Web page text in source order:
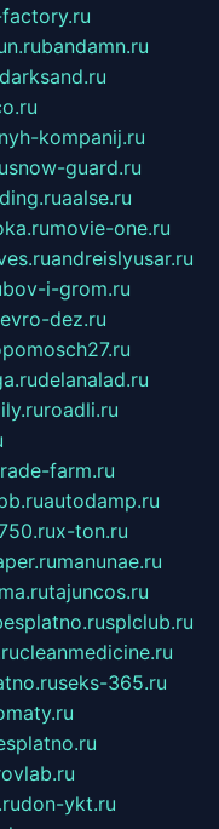
bandamn.ru
darksand.ru
kompanij.ru
snow-guard.ru
aalse.ru
movie-one.ru
andreislyusar.ru
i-grom.ru
evro-dez.ru
delanalad.ru
roadli.ru
farm.ru
autodamp.ru
x-ton.ru
manunae.ru
tajuncos.ru
splclub.ru
cleanmedicine.ru
seks-365.ru
don-ykt.ru